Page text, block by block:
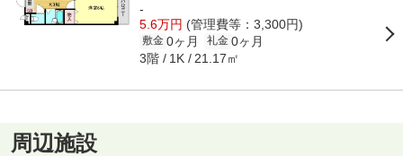
-
5.6万円 (管理費等：3,300円)
敷金 0ヶ月 礼金 0ヶ月
3階 1K 21.17㎡
周辺施設